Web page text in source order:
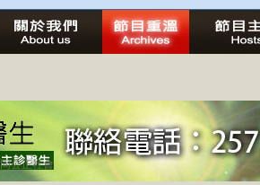
公正社會
推動多元化教育，全民學卷制